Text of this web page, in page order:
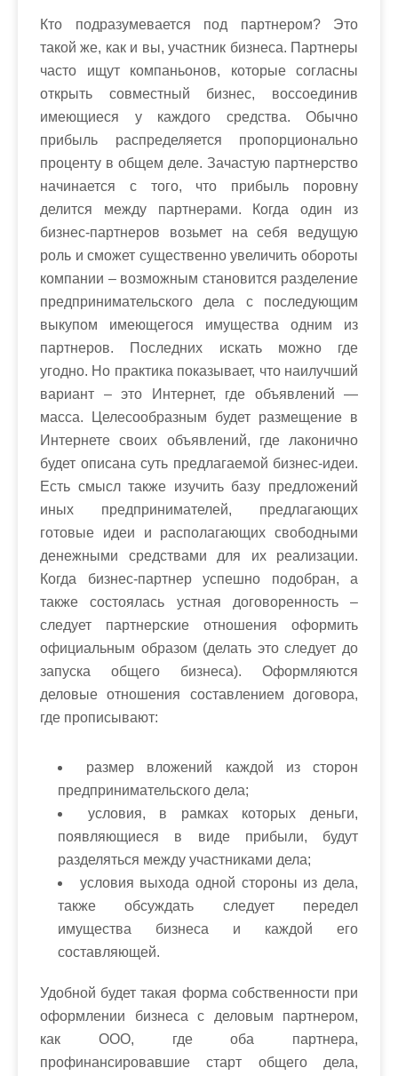
Кто подразумевается под партнером? Это
такой же, как и вы, участник бизнеса. Партнеры
часто ищут компаньонов, которые согласны
открыть совместный бизнес, воссоединив
имеющиеся у каждого средства. Обычно
прибыль распределяется пропорционально
проценту в общем деле. Зачастую партнерство
начинается с того, что прибыль поровну
делится между партнерами. Когда один из
бизнес-партнеров возьмет на себя ведущую
роль и сможет существенно увеличить обороты
компании – возможным становится разделение
предпринимательского дела с последующим
выкупом имеющегося имущества одним из
партнеров. Последних искать можно где
угодно. Но практика показывает, что наилучший
вариант – это Интернет, где объявлений —
масса. Целесообразным будет размещение в
Интернете своих объявлений, где лаконично
будет описана суть предлагаемой бизнес-идеи.
Есть смысл также изучить базу предложений
иных предпринимателей, предлагающих
готовые идеи и располагающих свободными
денежными средствами для их реализации.
Когда бизнес-партнер успешно подобран, а
также состоялась устная договоренность –
следует партнерские отношения оформить
официальным образом (делать это следует до
запуска общего бизнеса). Оформляются
деловые отношения составлением договора,
где прописывают:
размер вложений каждой из сторон
предпринимательского дела;
условия, в рамках которых деньги,
появляющиеся в виде прибыли, будут
разделяться между участниками дела;
условия выхода одной стороны из дела,
также обсуждать следует передел
имущества бизнеса и каждой его
составляющей.
Удобной будет такая форма собственности при
оформлении бизнеса с деловым партнером,
как ООО, где оба партнера,
профинансировавшие старт общего дела,